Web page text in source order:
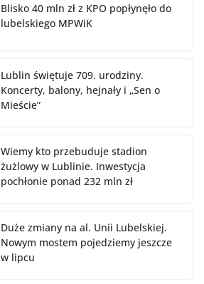
Blisko 40 mln zł z KPO popłynęło do
lubelskiego MPWiK
Lublin świętuje 709. urodziny.
Koncerty, balony, hejnały i „Sen o
Mieście”
Wiemy kto przebuduje stadion
żużlowy w Lublinie. Inwestycja
pochłonie ponad 232 mln zł
Duże zmiany na al. Unii Lubelskiej.
Nowym mostem pojedziemy jeszcze
w lipcu